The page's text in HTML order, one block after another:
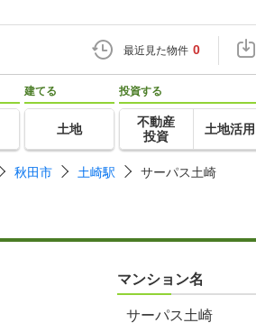
最近見た物件 0
建てる
土地
投資する
不動産
投資
土地活用
秋田市 土崎駅 サーパス土崎
マンション名
サーパス土崎